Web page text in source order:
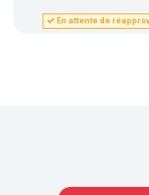
En attente de